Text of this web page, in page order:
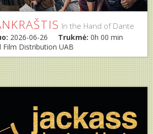
In the Hand of Dante
2026-06-26 Trukmė: 0h 00 min
Film Distribution UAB